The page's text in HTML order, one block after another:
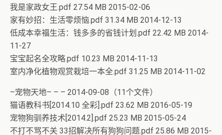
我是家政女王.pdf 27.54 MB 2015-02-06
家有妙招：生活零烦恼.pdf 31.34 MB 2014-12-13
低成本幸福生活：钱多多的省钱计划.pdf 22.42 MB 2014-
11-27
宝宝起名全攻略.pdf 10.23 MB 2014-11-13
室内净化植物观赏栽培一本全.pdf 31.25 MB 2014-11-02
–宠物天地– – – 2014-09-08（11个文件）
猫语教科书[2014.10 全彩].pdf 23.62 MB 2016-05-19
宠物狗驯养技术[2014.2].pdf 25.23 MB 2015-05-24
不打不骂不关 33招解决所有狗狗问题.pdf 25.86 MB 2015-